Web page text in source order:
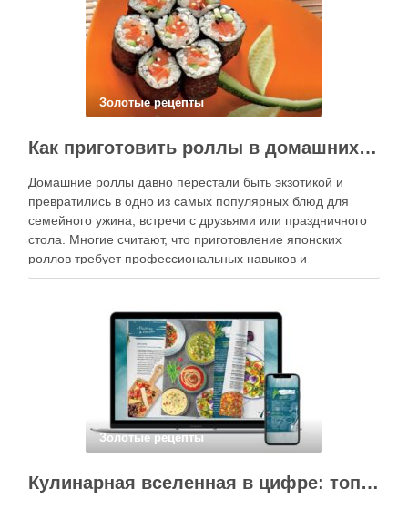
Золотые рецепты
Как приготовить роллы в домашних условиях?
Домашние роллы давно перестали быть экзотикой и
превратились в одно из самых популярных блюд для
семейного ужина, встречи с друзьями или праздничного
стола. Многие считают, что приготовление японских
роллов требует профессиональных навыков и
специального оборудования, однако на практике сделать
кухне. Главное — …
Золотые рецепты
Кулинарная вселенная в цифре: топ-3 самых больших электронных книг рецептов